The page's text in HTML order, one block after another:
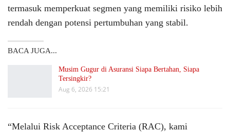
termasuk memperkuat segmen yang memiliki risiko lebih
rendah dengan potensi pertumbuhan yang stabil.
BACA JUGA...
Musim Gugur di Asuransi Siapa Bertahan, Siapa
Tersingkir?
Aug 6, 2026 15:21
“Melalui Risk Acceptance Criteria (RAC), kami